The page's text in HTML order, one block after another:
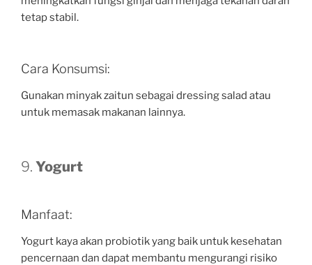
tetap stabil.
Cara Konsumsi:
Gunakan minyak zaitun sebagai dressing salad atau
untuk memasak makanan lainnya.
9. Yogurt
Manfaat:
Yogurt kaya akan probiotik yang baik untuk kesehatan
pencernaan dan dapat membantu mengurangi risiko